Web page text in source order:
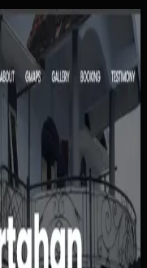
penghuni masih
atau salah
satu per satu
harga, atau